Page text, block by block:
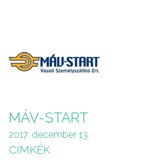
MÁV-START
2017. december 13.
CÍMKÉK